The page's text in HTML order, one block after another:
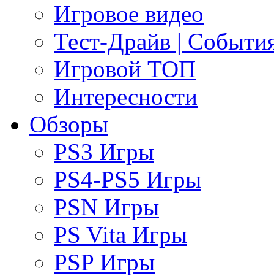
Игровое видео
Тест-Драйв |
Игровой ТОП
Интересности
Обзоры
PS3 Игры
PS4-PS5 Игры
PSN Игры
PS Vita Игры
PSP Игры